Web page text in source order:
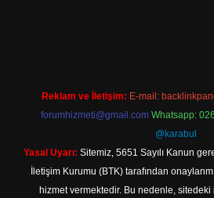
Reklam ve İletişim: E-mail:
forumhizmeti@gmail.com Whatsapp:
@karabul
Yasal Uyarı: Sitemiz, 5651 Sayılı Kanun
İletişim Kurumu (BTK) tarafından
hizmet vermektedir. Bu nedenle,